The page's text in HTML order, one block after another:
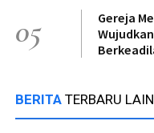
05
Gereja
BERITA TERBARU